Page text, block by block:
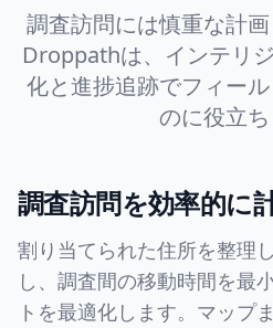
調査訪問には慎重な計画
Droppathは、インテリ
化と進捗追跡でフィー
のに役立ち
調査訪問を効率的に
割り当てられた住所を整理
し、調査間の移動時間を最
トを最適化します。マップ